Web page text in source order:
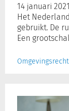
14 januari 2021
Het
gebruikt. De
Een
Omgevingsrecht
lucht
mensen